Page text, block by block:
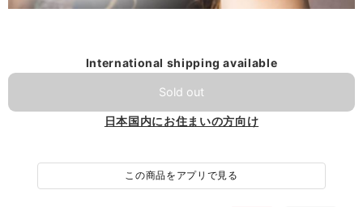
International shipping available
Sold out
日本国内にお住まいの方向け
この商品をアプリで見る